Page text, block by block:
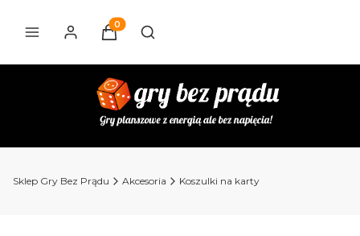
Produkty w koszyku: 0. Zobacz szczegóły
Otwórz wyszukiwarkę
Sklep Gry Bez Prądu Akcesoria Koszulki na karty